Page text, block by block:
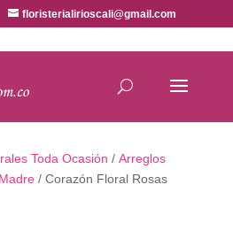
floristerialirioscali@gmail.com
Toda Ocasión / Arreglos
/ Corazón Floral Rosas